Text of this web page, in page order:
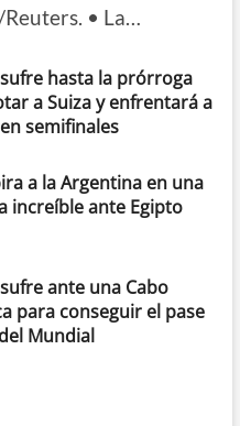
• La…
hasta la prórroga
a Suiza y enfrentará a
semifinales
a la Argentina en una
increíble ante Egipto
ante una Cabo
para conseguir el pase
Mundial